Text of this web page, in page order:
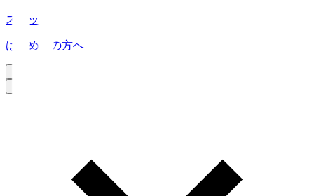
スタッツ
はじめての方へ